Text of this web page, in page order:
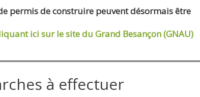
permis de construire peuvent désormais être
ici sur le site du Grand Besançon (GNAU)
à effectuer